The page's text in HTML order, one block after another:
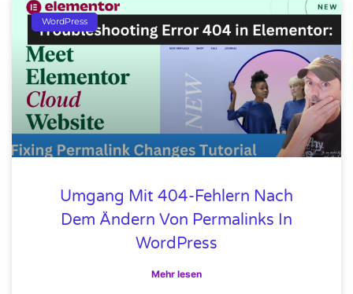
WordPress
Umgang Mit 404-Fehlern Nach
Dem Ändern Von Permalinks In
WordPress
Mehr lesen